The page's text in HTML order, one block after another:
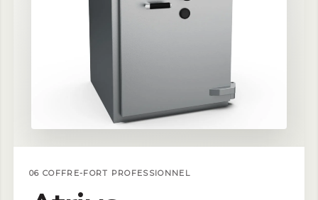
06 COFFRE-FORT PROFESSIONNEL